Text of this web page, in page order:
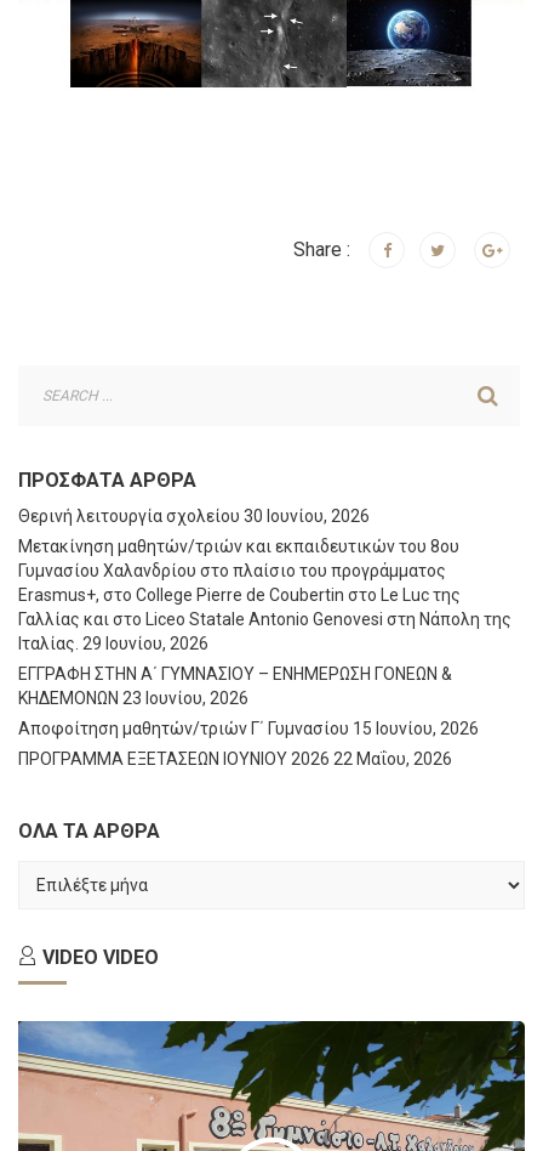
Share :
ΠΡΌΣΦΑΤΑ ΆΡΘΡΑ
Θερινή λειτουργία σχολείου 30 Ιουνίου, 2026
Μετακίνηση μαθητών/τριών και εκπαιδευτικών του 8ου
Γυμνασίου Χαλανδρίου στο πλαίσιο του προγράμματος
Erasmus+, στο College Pierre de Coubertin στο Le Luc της
Γαλλίας και στο Liceo Statale Antonio Genovesi στη Νάπολη της
Ιταλίας. 29 Ιουνίου, 2026
ΕΓΓΡΑΦΗ ΣΤΗΝ Α΄ ΓΥΜΝΑΣΙΟΥ – ΕΝΗΜΕΡΩΣΗ ΓΟΝΕΩΝ &
ΚΗΔΕΜΟΝΩΝ 23 Ιουνίου, 2026
Αποφοίτηση μαθητών/τριών Γ΄ Γυμνασίου 15 Ιουνίου, 2026
ΠΡΟΓΡΑΜΜΑ ΕΞΕΤΑΣΕΩΝ ΙΟΥΝΙΟΥ 2026 22 Μαΐου, 2026
ΟΛΑ ΤΑ ΑΡΘΡΑ
ΤΑ
VIDEO VIDEO